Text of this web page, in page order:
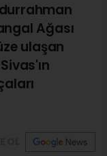
Ağası
ulaşan